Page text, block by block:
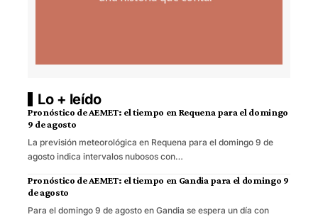
Lo + leído
Pronóstico de AEMET: el tiempo en Requena para el domingo
9 de agosto
La previsión meteorológica en Requena para el domingo 9 de
agosto indica intervalos nubosos con…
Pronóstico de AEMET: el tiempo en Gandia para el domingo 9
de agosto
Para el domingo 9 de agosto en Gandia se espera un día con